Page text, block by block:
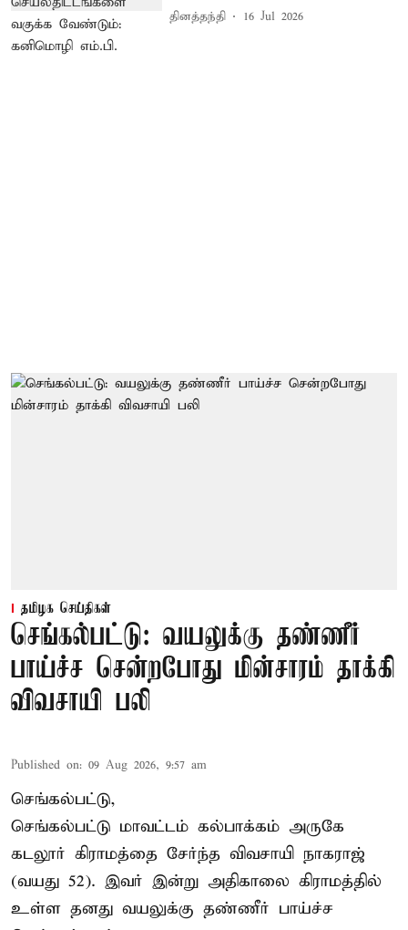
தினத்தந்தி 16 Jul 2026
தமிழக செய்திகள்
செங்கல்பட்டு: வயலுக்கு தண்ணீர்
பாய்ச்ச சென்றபோது மின்சாரம் தாக்கி
விவசாயி பலி
Published on: 09 Aug 2026, 9:57 am
செங்கல்பட்டு,
செங்கல்பட்டு மாவட்டம் கல்பாக்கம் அருகே
கடலூர் கிராமத்தை சேர்ந்த விவசாயி நாகராஜ்
(வயது 52). இவர் இன்று அதிகாலை கிராமத்தில்
உள்ள தனது வயலுக்கு தண்ணீர் பாய்ச்ச